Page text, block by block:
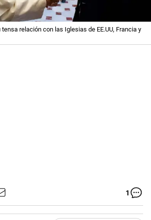
relación con las Iglesias de EE.UU, Francia y
1